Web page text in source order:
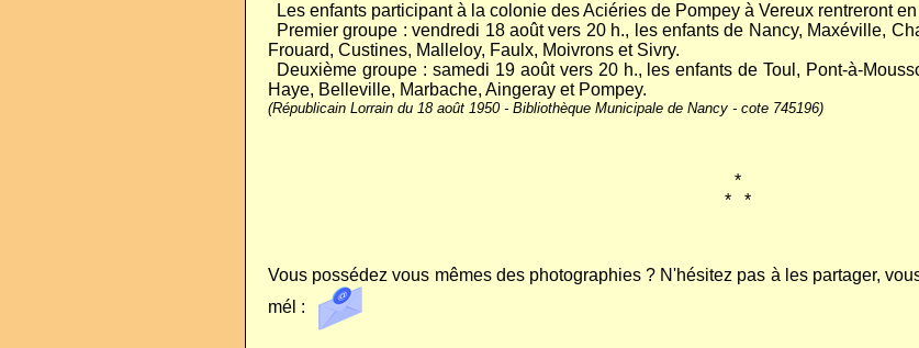
Les enfants participant à la colonie des Aciéries de Pompey à Vereux rentreront
Premier groupe : vendredi 18 août vers 20 h., les enfants de Nancy, Maxéville,
Frouard, Custines, Malleloy, Faulx, Moivrons et Sivry.
Deuxième groupe : samedi 19 août vers 20 h., les enfants de Toul, Pont-à-
Haye, Belleville, Marbache, Aingeray et Pompey.
(Républicain Lorrain du 18 août 1950- Bibliothèque Municipale de Nancy - cote 745196)
*
*
*
Vous possédez vous mêmes des photographies ? N'hésitez pas à les partager,
mél :